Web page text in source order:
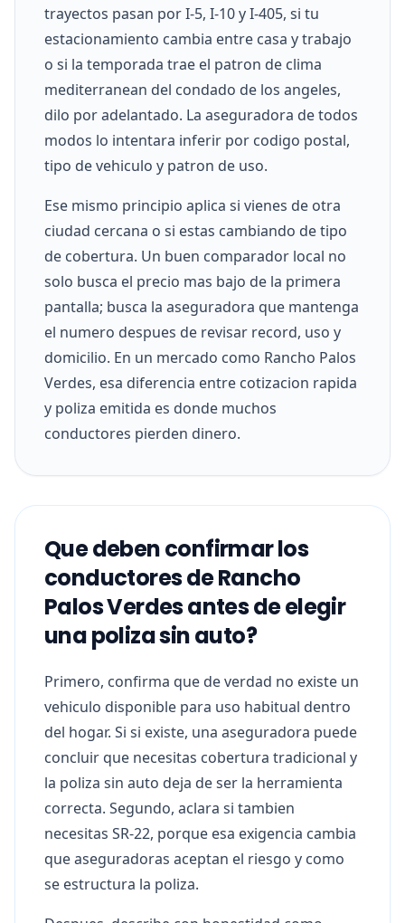
trayectos pasan por I-5, I-10 y I-405, si tu
estacionamiento cambia entre casa y trabajo
o si la temporada trae el patron de clima
mediterranean del condado de los angeles,
dilo por adelantado. La aseguradora de todos
modos lo intentara inferir por codigo postal,
tipo de vehiculo y patron de uso.
Ese mismo principio aplica si vienes de otra
ciudad cercana o si estas cambiando de tipo
de cobertura. Un buen comparador local no
solo busca el precio mas bajo de la primera
pantalla; busca la aseguradora que mantenga
el numero despues de revisar record, uso y
domicilio. En un mercado como Rancho Palos
Verdes, esa diferencia entre cotizacion rapida
y poliza emitida es donde muchos
conductores pierden dinero.
Que deben confirmar los
conductores de Rancho
Palos Verdes antes de elegir
una poliza sin auto?
Primero, confirma que de verdad no existe un
vehiculo disponible para uso habitual dentro
del hogar. Si si existe, una aseguradora puede
concluir que necesitas cobertura tradicional y
la poliza sin auto deja de ser la herramienta
correcta. Segundo, aclara si tambien
necesitas SR-22, porque esa exigencia cambia
que aseguradoras aceptan el riesgo y como
se estructura la poliza.